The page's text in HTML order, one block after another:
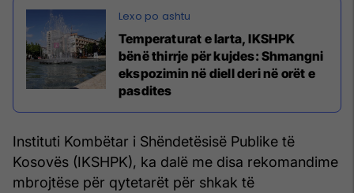
Temperaturat e larta, IKSHPK
bënë thirrje për kujdes: Shmangni
ekspozimin në diell deri në orët e
pasdites
Instituti Kombëtar i Shëndetësisë Publike të
Kosovës (IKSHPK), ka dalë me disa rekomandime
mbrojtëse për qytetarët për shkak të